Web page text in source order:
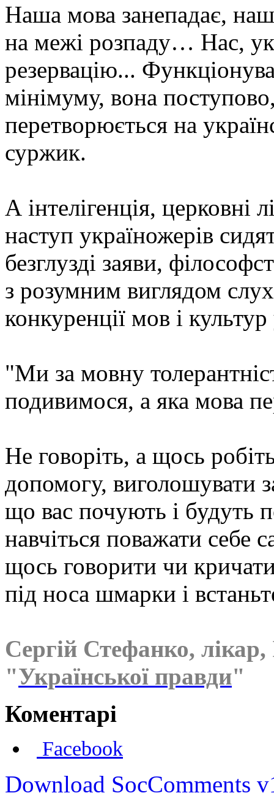
Наша мова занепадає,
на межі розпаду… Нас,
резервацію...
мінімуму, вона
перетворюється на
суржик.
А інтелігенція, церковні
наступ україножерів
безглузді заяви,
з розумним виглядом
конкуренції мов і
"Ми за мовну
подивимося, а яка мова
Не говоріть, а щось
допомогу, виголошувати
що вас почують і будуть
навчіться поважати себе
щось говорити чи
під носа шмарки і
Сергій Стефанко,
"Української правди"
Коментарі
Facebook
Download SocComments